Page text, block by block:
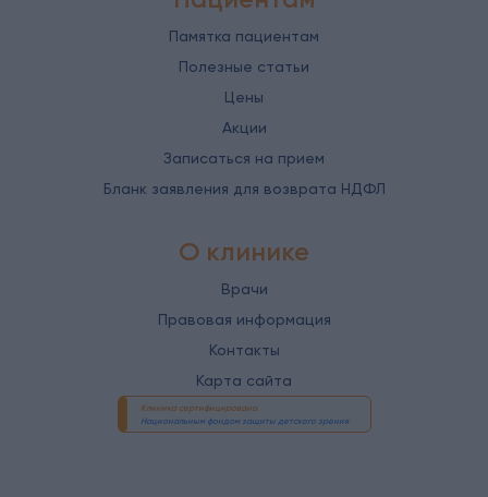
Памятка пациентам
Полезные статьи
Цены
Акции
Записаться на прием
Бланк заявления для возврата НДФЛ
О клинике
Врачи
Правовая информация
Контакты
Карта сайта
Клиника сертифицирована
Национальным фондом защиты детского зрения